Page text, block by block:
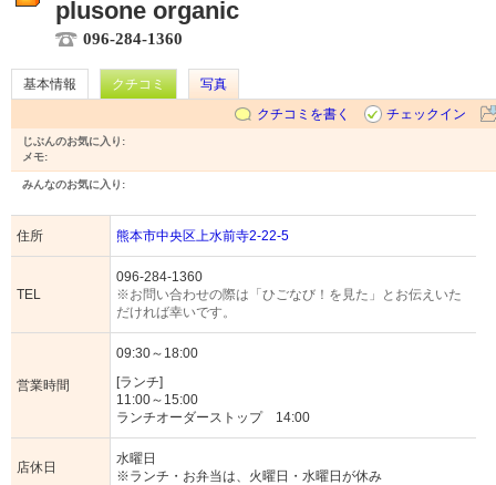
plusone organic
096-284-1360
基本情報 クチコミ
写真
クチコミを書く
チェックイン
じぶんのお気に入り:
メモ:
みんなのお気に入り:
住所 熊本市中央区上水前寺2-22-5
TEL
096-284-1360
※お問い合わせの際は「ひごなび！を見た」とお伝えいた
だければ幸いです。
営業時間
09:30～18:00
[ランチ]
11:00～15:00
ランチオーダーストップ 14:00
店休日
水曜日
※ランチ・お弁当は、火曜日・水曜日が休み